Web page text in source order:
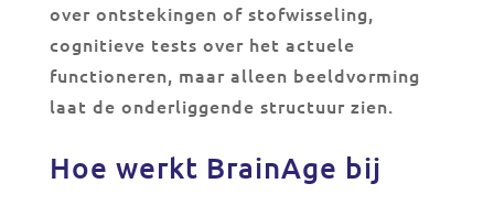
over ontstekingen of stofwisseling,
cognitieve tests over het actuele
functioneren, maar alleen beeldvorming
laat de onderliggende structuur zien.
Hoe werkt BrainAge bij